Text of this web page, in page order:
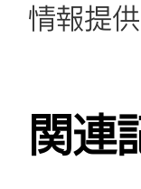
情報提
関連